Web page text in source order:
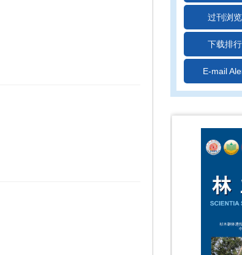
颁发证书
2020年度《林
《林业科学》
过刊浏览
下载排行
E-mail